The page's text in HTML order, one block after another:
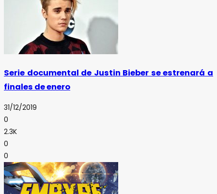
Serie documental de Justin Bieber se estrenará a
finales de enero
31/12/2019
0
2.3K
0
0